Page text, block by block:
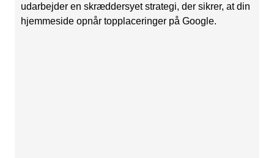
udarbejder en skræddersyet strategi, der sikrer, at din
hjemmeside opnår topplaceringer på Google.